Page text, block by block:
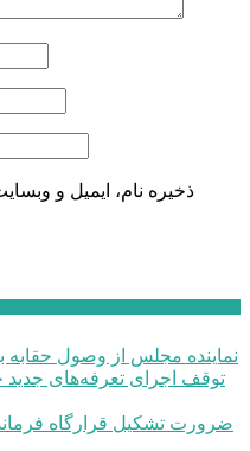
ذخیره نام، ایمیل و
نماینده مجلس از وصول حقابه